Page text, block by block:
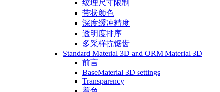
纹理尺寸限制
带状颜色
深度缓冲精度
透明度排序
多采样抗锯齿
Standard Material 3D and ORM Material 3D
前言
BaseMaterial 3D settings
Transparency
着色